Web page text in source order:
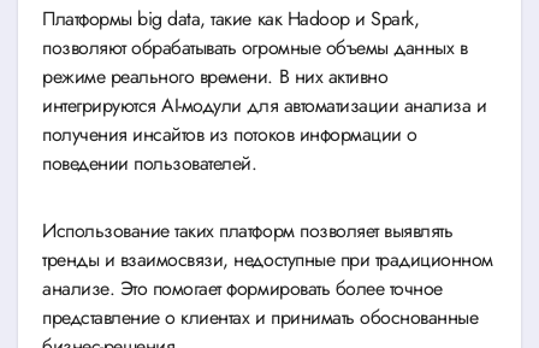
Платформы big data, такие как Hadoop и Spark,
позволяют обрабатывать огромные объемы данных в
режиме реального времени. В них активно
интегрируются AI-модули для автоматизации анализа и
получения инсайтов из потоков информации о
поведении пользователей.
Использование таких платформ позволяет выявлять
тренды и взаимосвязи, недоступные при традиционном
анализе. Это помогает формировать более точное
представление о клиентах и принимать обоснованные